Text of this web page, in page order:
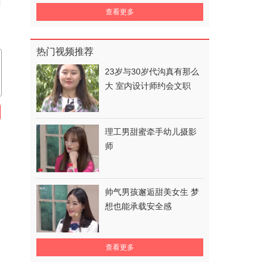
查看更多
热门视频推荐
23岁与30岁代沟真有那么
大 室内设计师约会文职
理工男甜蜜牵手幼儿摄影
师
帅气男孩邂逅甜美女生 梦
想也能承载安全感
查看更多